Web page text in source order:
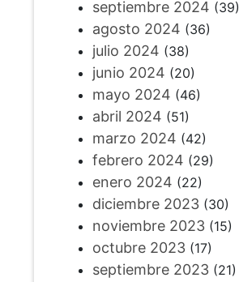
septiembre 2024 (39)
agosto 2024 (36)
julio 2024 (38)
junio 2024 (20)
mayo 2024 (46)
abril 2024 (51)
marzo 2024 (42)
febrero 2024 (29)
enero 2024 (22)
diciembre 2023(30)
noviembre 2023(15)
octubre 2023(17)
septiembre 2023(21)